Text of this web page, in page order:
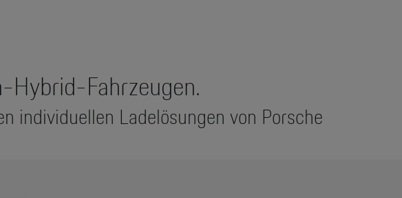
Fahrzeugen.
individuellen Ladelösungen von Porsche